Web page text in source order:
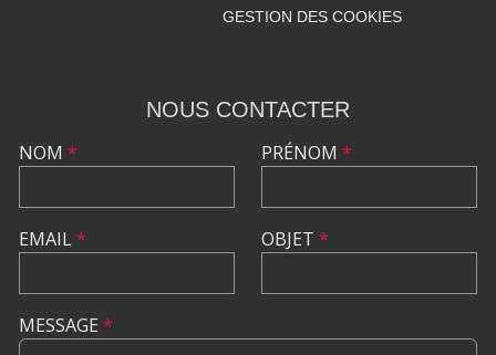
GESTION DES COOKIES
NOUS CONTACTER
NOM *
EMAIL*
PRÉNOM *
OBJET *
MESSAGE *